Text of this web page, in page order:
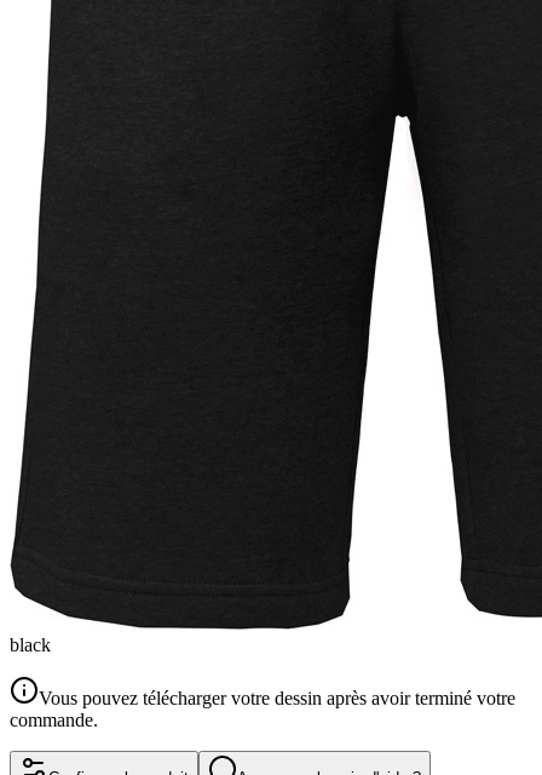
black
Vous pouvez télécharger votre dessin après avoir terminé votre
commande.